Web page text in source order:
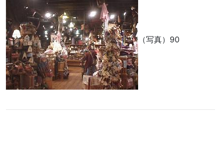
（写真）90